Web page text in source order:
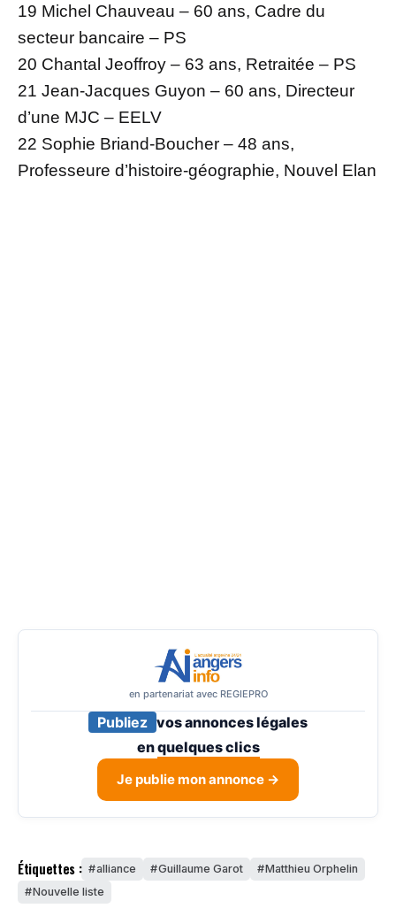
19 Michel Chauveau – 60 ans, Cadre du
secteur bancaire – PS
20 Chantal Jeoffroy – 63 ans, Retraitée – PS
21 Jean-Jacques Guyon – 60 ans, Directeur
d’une MJC – EELV
22 Sophie Briand-Boucher – 48 ans,
Professeure d’histoire-géographie, Nouvel Elan
en partenariat avec REGIEPRO
Publiez vos annonces légales
enquelques clics
Je publie mon annonce →
Étiquettes : alliance Guillaume Garot
Matthieu Orphelin
Nouvelle liste